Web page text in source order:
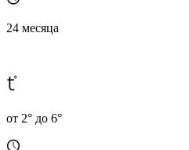
24 месяца
от 2° до 6°